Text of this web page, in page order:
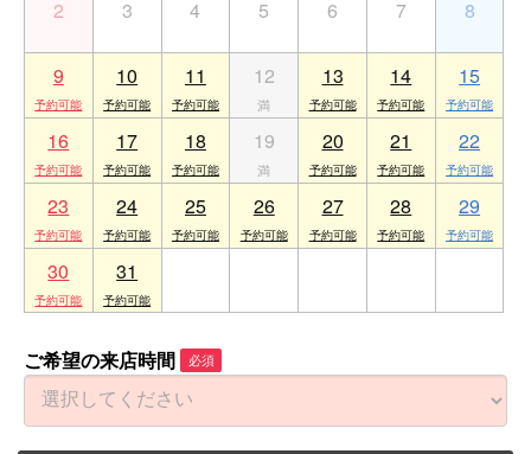
2 3 4 5 6 7 8
9 10 11 12 13 14 15
16 17 18 19 20 21 22
23 24 25 26 27 28 29
30 31
ご希望の来店時間 必須